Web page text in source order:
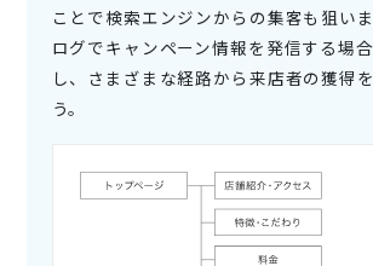
ことで検索エンジンからの集客も狙い
ログでキャンペーン情報を発信する場
し、さまざまな経路から来店者の獲得
う。